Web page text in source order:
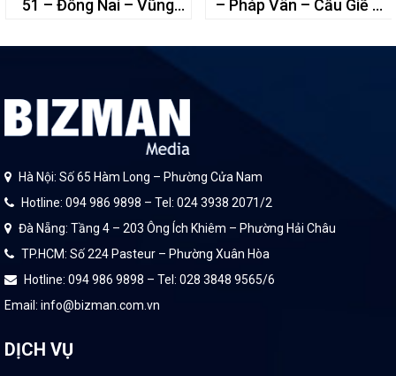
51 – Đồng Nai – Vũng
– Pháp Vân – Cầu Giẽ –
Hà Nội: Số 65 Hàm Long – Phường Cửa Nam
Hotline: 094 986 9898 – Tel: 024 3938 2071/2
Đà Nẵng: Tầng 4 – 203 Ông Ích Khiêm – Phường Hải Châu
TP.HCM: Số 224 Pasteur – Phường Xuân Hòa
Hotline: 094 986 9898 – Tel: 028 3848 9565/6
Email: info@bizman.com.vn
DỊCH VỤ